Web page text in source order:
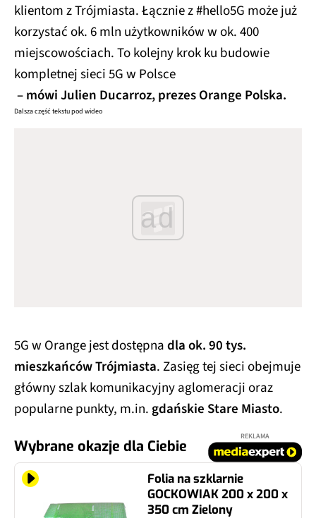
klientom z Trójmiasta. Łącznie z #hello5G może już
korzystać ok. 6 mln użytkowników w ok. 400
miejscowościach. To kolejny krok ku budowie
kompletnej sieci 5G w Polsce
– mówi Julien Ducarroz, prezes Orange Polska.
Dalsza część tekstu pod wideo
ad
5G w Orange jest dostępnadla ok. 90 tys.
mieszkańców Trójmiasta. Zasięg tej sieci obejmuje
główny szlak komunikacyjny aglomeracji oraz
popularne punkty, m.in. gdańskie Stare Miasto.
Wybrane okazje dla Ciebie
REKLAMA
Folia na szklarnie
GOCKOWIAK 200 x 200 x
350 cm Zielony